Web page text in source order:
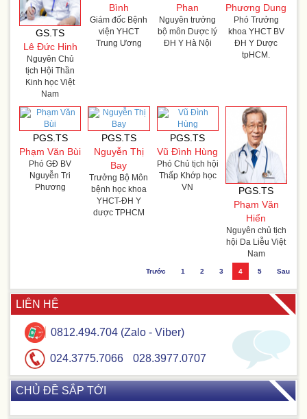
GS.TS
Lê Đức Hinh
Nguyên Chủ
tịch Hội Thần
Kinh học Việt
Nam
Bình
Giám đốc Bệnh
viện YHCT
Trung Ương
Phan
Nguyên trưởng
bộ môn Dược lý
ĐH Y Hà Nội
Phương Dung
Phó Trưởng
khoa YHCT BV
ĐH Y Dược
tpHCM.
PGS.TS
Phạm Văn Bùi
Phó GĐ BV
Nguyễn Tri
Phương
PGS.TS
Nguyễn Thị
Bay
Trưởng Bộ Môn
bệnh học khoa
YHCT-ĐH Y
dược TPHCM
PGS.TS
Vũ Đình Hùng
Phó Chủ tịch hội
Thấp Khớp học
VN
PGS.TS
Phạm Văn
Hiển
Nguyên chủ tịch
hội Da Liễu Việt
Nam
Trước 1 2 3 4 5 Sau
LIÊN HỆ
0812.494.704 (Zalo - Viber)
024.3775.7066 028.3977.0707
CHỦ ĐỀ SẮP TỚI